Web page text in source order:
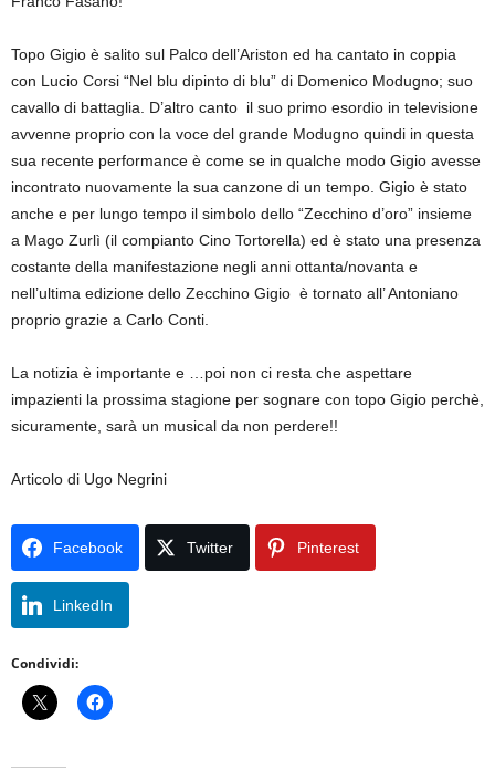
Topo Gigio è salito sul Palco dell’Ariston ed ha cantato in coppia
con Lucio Corsi “Nel blu dipinto di blu” di Domenico Modugno; suo
cavallo di battaglia. D’altro canto il suo primo esordio in televisione
avvenne proprio con la voce del grande Modugno quindi in questa
sua recente performance è come se in qualche modo Gigio avesse
incontrato nuovamente la sua canzone di un tempo. Gigio è stato
anche e per lungo tempo il simbolo dello “Zecchino d’oro” insieme
a Mago Zurlì (il compianto Cino Tortorella) ed è stato una presenza
costante della manifestazione negli anni ottanta/novanta e
nell’ultima edizione dello Zecchino Gigio è tornato all’ Antoniano
proprio grazie a Carlo Conti.
La notizia è importante e …poi non ci resta che aspettare
impazienti la prossima stagione per sognare con topo Gigio perchè,
sicuramente, sarà un musical da non perdere!!
Articolo di Ugo Negrini
Facebook Twitter Pinterest
LinkedIn
Condividi: